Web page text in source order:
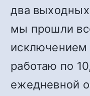
два
мы прошли
исключением
работаю по
ежедневной